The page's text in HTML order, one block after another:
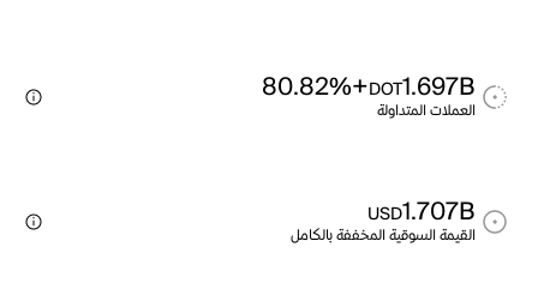
1.697B
DOT
+80.82%
العملات المتداولة
1.707B
USD
القيمة السوقية المخففة بالكامل